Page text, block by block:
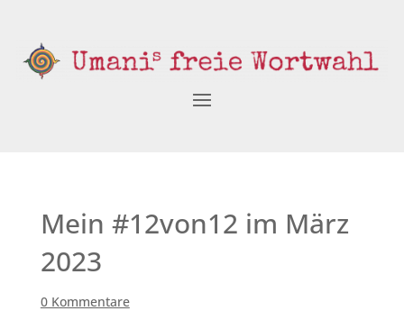
Mein #12von12 im März
2023
0 Kommentare